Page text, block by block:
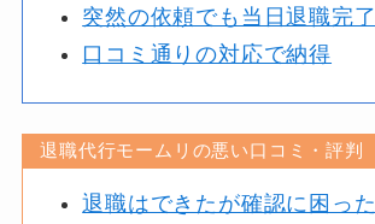
突然の依頼でも当日退職完了
口コミ通りの対応で納得
退職代行モームリの悪い口コミ・評判
退職はできたが確認に困った